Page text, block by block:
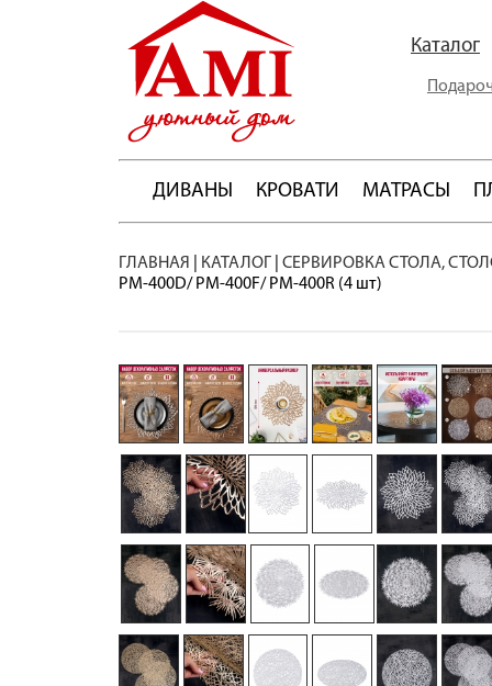
Каталог
ДИВАНЫ КРОВАТИ МАТРАСЫ
ГЛАВНАЯ КАТАЛОГ
СЕРВИРОВКА СТОЛА,
PM-400D/ PM-400F/ PM-400R (4 шт)